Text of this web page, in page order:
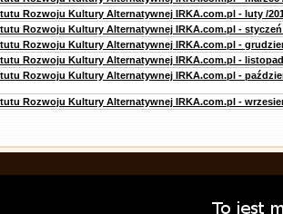
Rozwoju Kultury Alternatywnej IRKA.com.pl - luty /
Rozwoju Kultury Alternatywnej IRKA.com.pl - styczeń
Rozwoju Kultury Alternatywnej IRKA.com.pl -
Rozwoju Kultury Alternatywnej IRKA.com.pl - listopad
Rozwoju Kultury Alternatywnej IRKA.com.pl -
Rozwoju Kultury Alternatywnej IRKA.com.pl -